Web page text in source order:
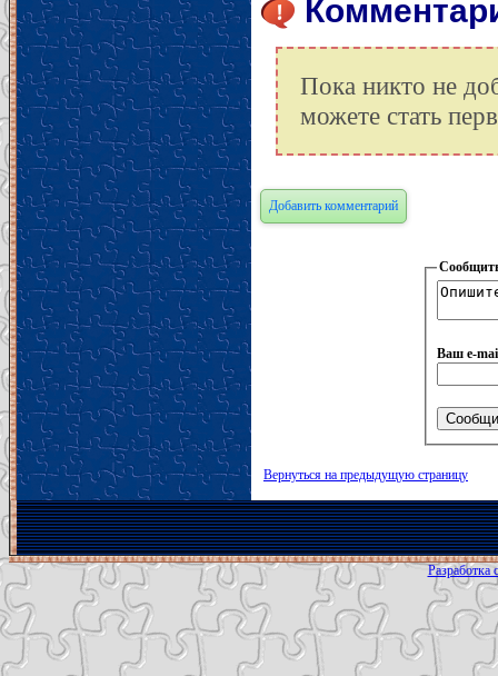
Пока никто не
можете стать
Добавить комментарий
Ваш e-
Вернуться на предыдущую страницу
Разработка